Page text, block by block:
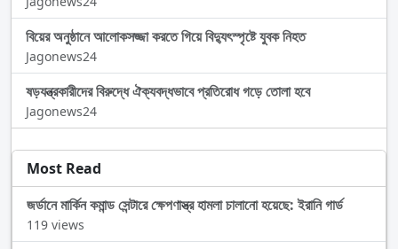
বিয়ের অনুষ্ঠানে আলোকসজ্জা করতে গিয়ে বিদ্যুৎস্পৃষ্টে যুবক নিহত
Jagonews24
ষড়যন্ত্রকারীদের বিরুদ্ধে ঐক্যবদ্ধভাবে প্রতিরোধ গড়ে তোলা হবে
Jagonews24
Most Read
জর্ডানে মার্কিন কমান্ড সেন্টারে ক্ষেপণাস্ত্র হামলা চালানো হয়েছে: ইরানি গার্ড
119 views